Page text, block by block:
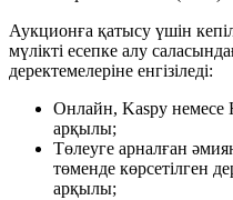
Аукционға қатысу үшін
мүлікті есепке алу
деректемелеріне енгізіледі:
Онлайн, Kaspy немесе
арқылы;
Төлеуге арналған
төменде көрсетілген
арқылы;